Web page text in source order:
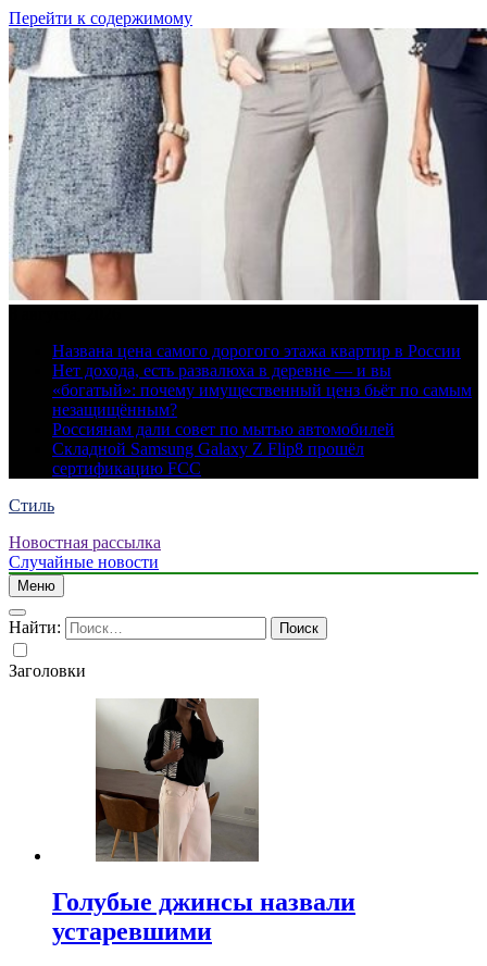
Перейти к содержимому
Названа цена самого дорогого этажа квартир в России
Нет дохода, есть развалюха в деревне — и вы
«богатый»: почему имущественный ценз бьёт по самым
незащищённым?
Россиянам дали совет по мытью автомобилей
Складной Samsung Galaxy Z Flip8 прошёл
сертификацию FCC
Стиль
Новостная рассылка
Случайные новости
Меню
Найти:
Заголовки
Голубые джинсы назвали
устаревшими